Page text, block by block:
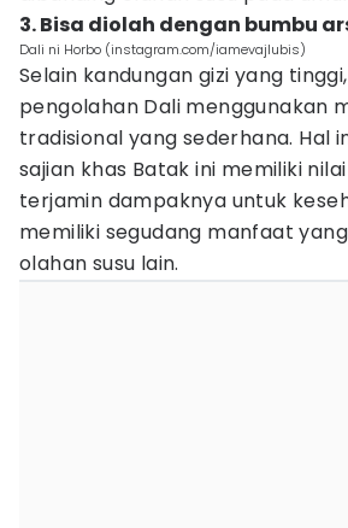
3. Bisa diolah dengan bumbu
Dali ni Horbo (instagram.com/iamevajlubis)
Selain kandungan gizi yang
pengolahan Dali menggunakan
tradisional yang sederhana. Hal
sajian khas Batak ini memiliki
terjamin dampaknya untuk
memiliki segudang manfaat
olahan susu lain.